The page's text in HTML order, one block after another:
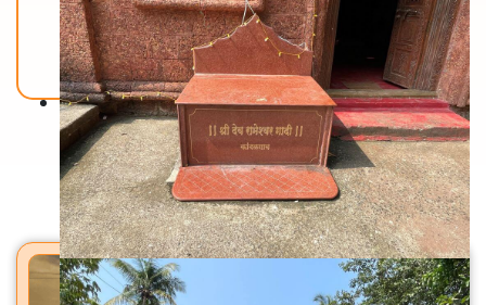
Back To Home
मंदिरे